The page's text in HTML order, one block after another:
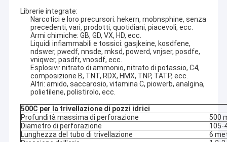
Librerie integrate:
Narcotici e loro precursori: hekern, mobnsphine, senza
precedenti, vari, prodotti, quotidiani, piacevoli, ecc.
Armi chimiche: GB, GD, VX, HD, ecc.
Liquidi infiammabili e tossici: gasjkeine, kosdfene,
ndswer, pwedf, nnsde, mksd, powerd, vnjser, posdfe,
vniqwer, pasdfr, vnosdf, ecc.
Esplosivi: nitrato di ammonio, nitrato di potassio, C4,
composizione B, TNT, RDX, HMX, TNP, TATP, ecc.
Altri: amido, saccarosio, vitamina C, piowerb, analgina,
polietilene, polistirolo, ecc.
500C per la trivellazione di pozzi idrici
Profundità massima di perforazione
500
Diametro di perforazione
105-
Lunghezza del tubo di trivellazione
6